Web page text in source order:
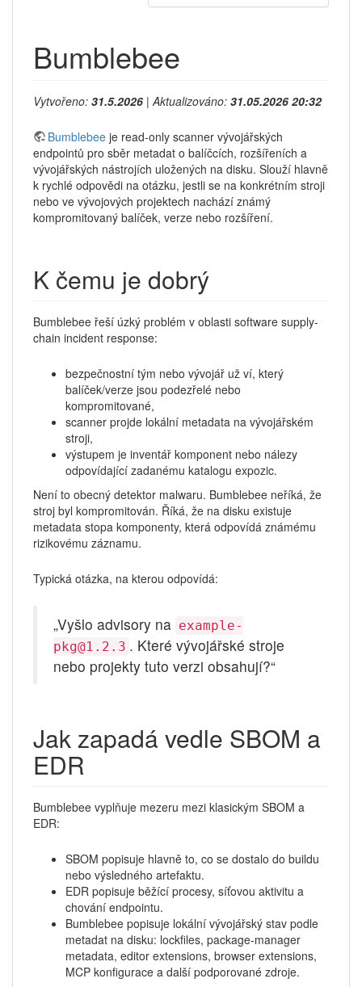
Bumblebee
Vytvořeno: 31.5.2026 | Aktualizováno: 31.05.2026 20:32
Bumblebee je read-only scanner vývojářských
endpointů pro sběr metadat o balíčcích, rozšířeních a
vývojářských nástrojích uložených na disku. Slouží hlavně
k rychlé odpovědi na otázku, jestli se na konkrétním stroji
nebo ve vývojových projektech nachází známý
kompromitovaný balíček, verze nebo rozšíření.
K čemu je dobrý
Bumblebee řeší úzký problém v oblasti software supply-
chain incident response:
bezpečnostní tým nebo vývojář už ví, který
balíček/verze jsou podezřelé nebo
kompromitované,
scanner projde lokální metadata na vývojářském
stroji,
výstupem je inventář komponent nebo nálezy
odpovídající zadanému katalogu expozic.
Není to obecný detektor malwaru. Bumblebee neříká, že
stroj byl kompromitován. Říká, že na disku existuje
metadata stopa komponenty, která odpovídá známému
rizikovému záznamu.
Typická otázka, na kterou odpovídá:
„Vyšlo advisory na example-
pkg@1.2.3 . Které vývojářské stroje
nebo projekty tuto verzi obsahují?“
Jak zapadá vedle SBOM a
EDR
Bumblebee vyplňuje mezeru mezi klasickým SBOM a
EDR:
SBOM popisuje hlavně to, co se dostalo do buildu
nebo výsledného artefaktu.
EDR popisuje běžící procesy, síťovou aktivitu a
chování endpointu.
Bumblebee popisuje lokální vývojářský stav podle
metadat na disku: lockfiles, package-manager
metadata, editor extensions, browser extensions,
MCP konfigurace a další podporované zdroje.